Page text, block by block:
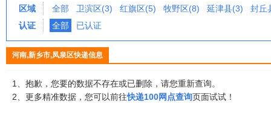
区域
全部 卫滨区(3) 红旗区(5) 牧野区(8) 延津县(3)
封丘
认证
全部 已认证
河南,新乡市,凤泉区快递信息
1、抱歉，您要的数据不存在或已删除，请您重新查询。
2、更多精准数据，您可以前往快递100网点查询页面试试！